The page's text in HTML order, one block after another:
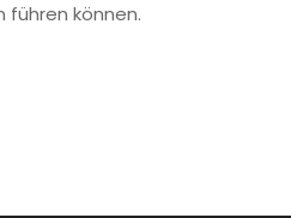
können.